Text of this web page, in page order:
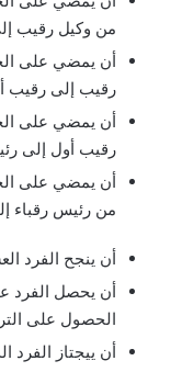
من وكيل رقيب
أن يمضي على
رقيب إلى رقيب
أن يمضي على
رقيب أول إلى
أن يمضي على
من رئيس رقباء
أن ينجح الفرد
أن يحصل الفرد
الحصول على
أن ييجتاز الفرد